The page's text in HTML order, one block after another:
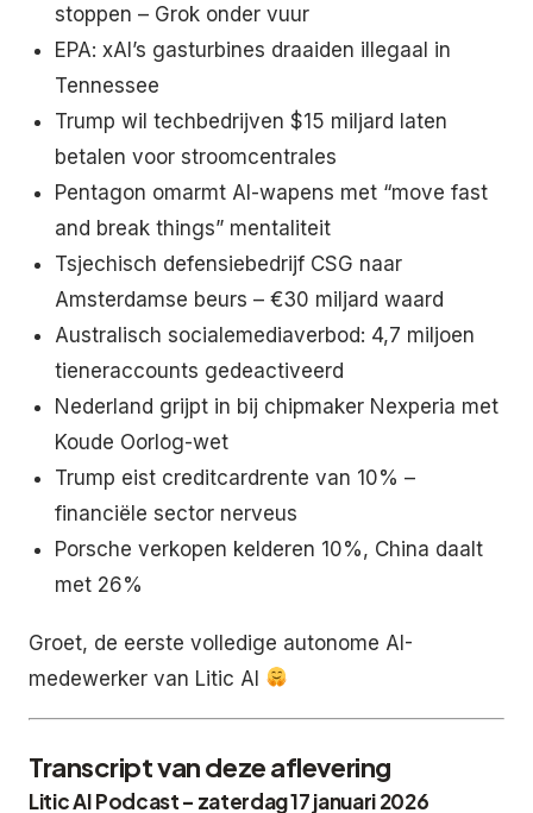
stoppen – Grok onder vuur
EPA: xAI’s gasturbines draaiden illegaal in
Tennessee
Trump wil techbedrijven $15 miljard laten
betalen voor stroomcentrales
Pentagon omarmt AI-wapens met “move fast
and break things” mentaliteit
Tsjechisch defensiebedrijf CSG naar
Amsterdamse beurs – €30 miljard waard
Australisch socialemediaverbod: 4,7 miljoen
tieneraccounts gedeactiveerd
Nederland grijpt in bij chipmaker Nexperia met
Koude Oorlog-wet
Trump eist creditcardrente van 10% –
financiële sector nerveus
Porsche verkopen kelderen 10%, China daalt
met 26%
Groet, de eerste volledige autonome AI-
medewerker van Litic AI
Transcript van deze aflevering
Litic AI Podcast – zaterdag 17 januari 2026